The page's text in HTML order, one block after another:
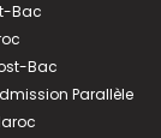
Bac
Bac
Parallèle